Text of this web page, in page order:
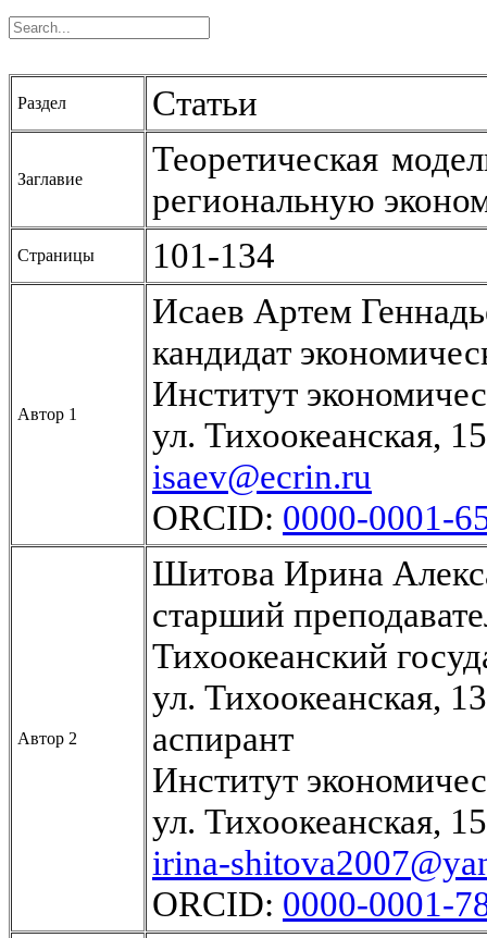
Раздел Статьи
Заглавие
Теоретическая
региональную
Страницы 101-134
Автор 1
Исаев Артем
кандидат
Институт
ул. Тихоокеанская,
isaev@ecrin.ru
ORCID: 0000-0001-
Автор 2
Шитова Ирина
старший
Тихоокеанский
ул. Тихоокеанская,
аспирант
Институт
ул. Тихоокеанская,
irina-
ORCID: 0000-0001-